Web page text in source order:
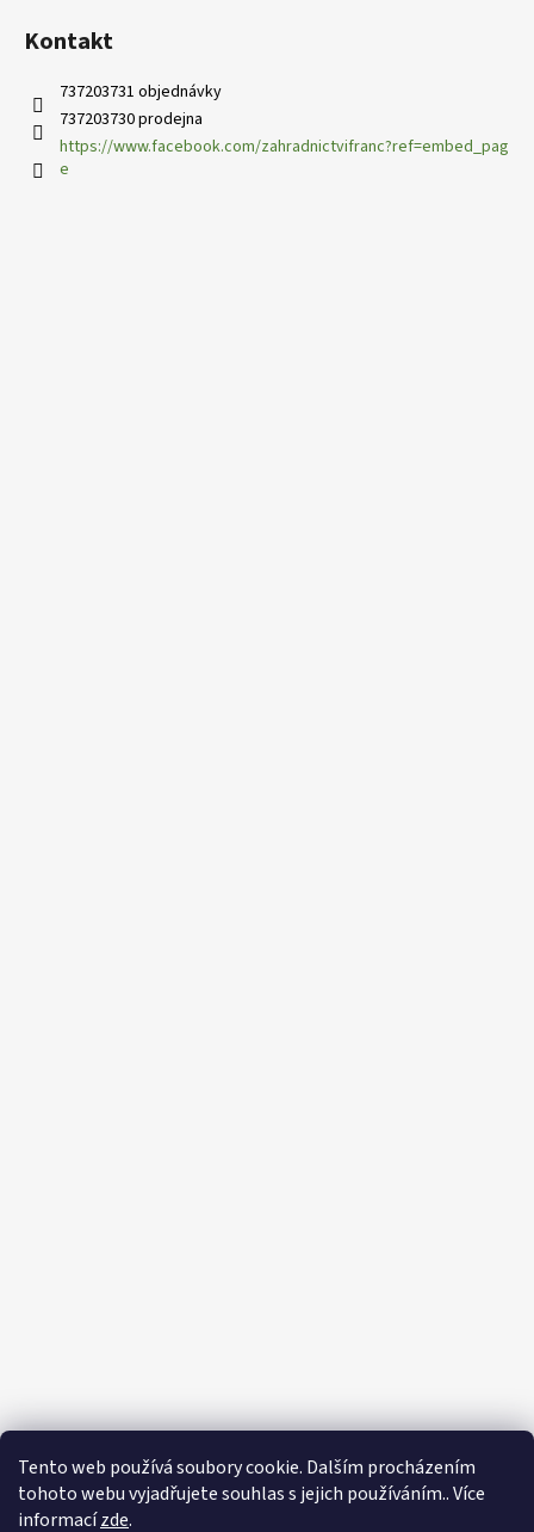
Tento web používá soubory cookie. Dalším procházením
tohoto webu vyjadřujete souhlas s jejich používáním.. Více
informacízde.
Kontakt
737203731 objednávky
737203730 prodejna
https://www.facebook.com/zahradnictvifranc?ref=embed_pag
e